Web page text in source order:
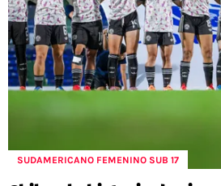
SUDAMERICANO FEMENINO SUB 17